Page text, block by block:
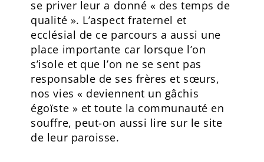
se priver leur a donné « des temps de
qualité ». L’aspect fraternel et
ecclésial de ce parcours a aussi une
place importante car lorsque l’on
s’isole et que l’on ne se sent pas
responsable de ses frères et sœurs,
nos vies « deviennent un gâchis
égoïste » et toute la communauté en
souffre, peut-on aussi lire sur le site
de leur paroisse.